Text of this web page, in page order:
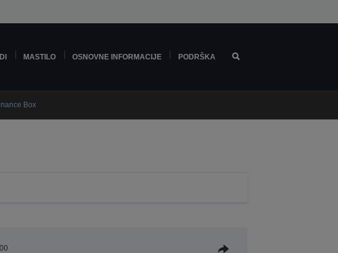
MASTILO OSNOVNE INFORMACIJE PODRŠKA
Box